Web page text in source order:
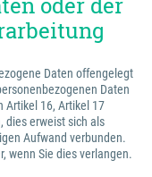
Daten offengelegt
Daten
Artikel 16, Artikel 17
dies erweist sich als
Aufwand verbunden.
wenn Sie dies verlangen.